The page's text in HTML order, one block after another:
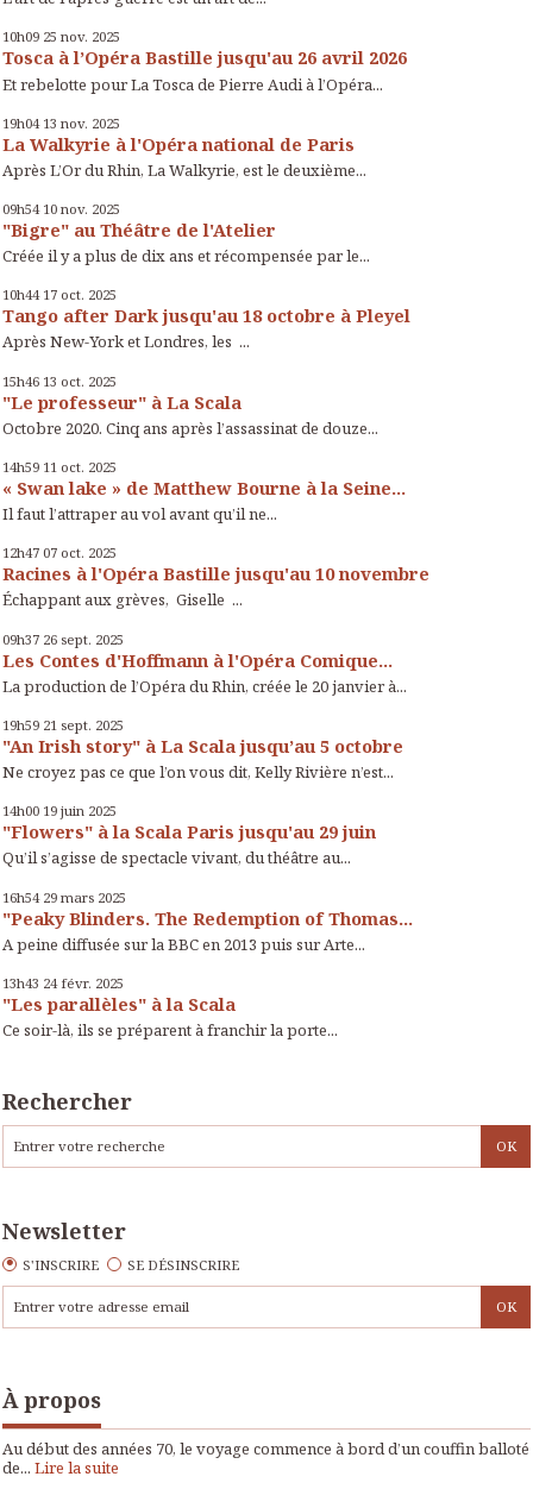
10h09 25 nov. 2025
Tosca à l’Opéra Bastille jusqu'au 26 avril 2026
Et rebelotte pour La Tosca de Pierre Audi à l’Opéra...
19h04 13 nov. 2025
La Walkyrie à l'Opéra national de Paris
Après L’Or du Rhin, La Walkyrie, est le deuxième...
09h54 10 nov. 2025
"Bigre" au Théâtre de l'Atelier
Créée il y a plus de dix ans et récompensée par le...
10h44 17 oct. 2025
Tango after Dark jusqu'au 18 octobre à Pleyel
Après New-York et Londres, les ...
15h46 13 oct. 2025
"Le professeur" à La Scala
Octobre 2020. Cinq ans après l’assassinat de douze...
14h59 11 oct. 2025
« Swan lake » de Matthew Bourne à la Seine...
Il faut l’attraper au vol avant qu’il ne...
12h47 07 oct. 2025
Racines à l'Opéra Bastille jusqu'au 10 novembre
Échappant aux grèves, Giselle ...
09h37 26 sept. 2025
Les Contes d'Hoffmann à l'Opéra Comique...
La production de l’Opéra du Rhin, créée le 20 janvier à...
19h59 21 sept. 2025
"An Irish story" à La Scala jusqu’au 5 octobre
Ne croyez pas ce que l’on vous dit, Kelly Rivière n’est...
14h00 19 juin 2025
"Flowers" à la Scala Paris jusqu'au 29 juin
Qu’il s’agisse de spectacle vivant, du théâtre au...
16h54 29 mars 2025
"Peaky Blinders. The Redemption of Thomas...
A peine diffusée sur la BBC en 2013 puis sur Arte...
13h43 24 févr. 2025
"Les parallèles" à la Scala
Ce soir-là, ils se préparent à franchir la porte...
Rechercher
Newsletter
S'INSCRIRE SE DÉSINSCRIRE
À propos
Au début des années 70, le voyage commence à bord d’un couffin balloté
de... Lire la suite